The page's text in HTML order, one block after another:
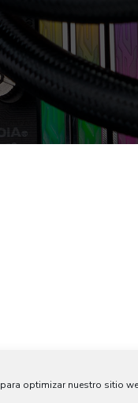
optimizar nuestro sitio